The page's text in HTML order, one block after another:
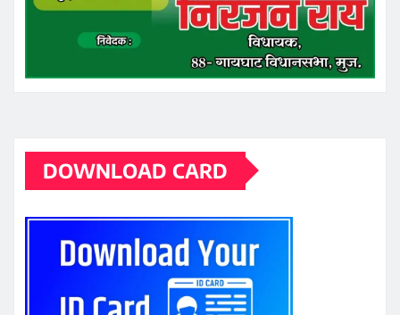
DOWNLOAD CARD